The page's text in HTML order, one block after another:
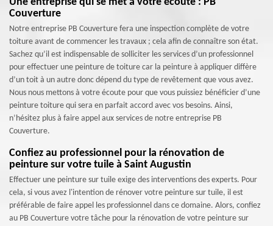
Couverture
Notre entreprise PB Couverture fera une inspection complète de votre
toiture avant de commencer les travaux ; cela afin de connaître son état.
Sachez qu’il est indispensable de solliciter les services d’un professionnel
pour effectuer une peinture de toiture car la peinture à appliquer diffère
d’un toit à un autre donc dépend du type de revêtement que vous avez.
Nous nous mettons à votre écoute pour que vous puissiez bénéficier d’une
peinture toiture qui sera en parfait accord avec vos besoins. Ainsi,
n’hésitez plus à faire appel aux services de notre entreprise PB
Couverture.
Confiez au professionnel pour la rénovation de
peinture sur votre tuile à Saint Augustin
Effectuer une peinture sur tuile exige des interventions des experts. Pour
cela, si vous avez l'intention de rénover votre peinture sur tuile, il est
préférable de faire appel les professionnel dans ce domaine. Alors, confiez
au PB Couverture votre tâche pour la rénovation de votre peinture sur